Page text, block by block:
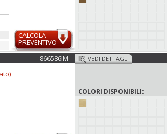
CALCOLA
PREVENTIVO
866586IM VEDI DETTAGLI
COLORI DISPONIBILI: